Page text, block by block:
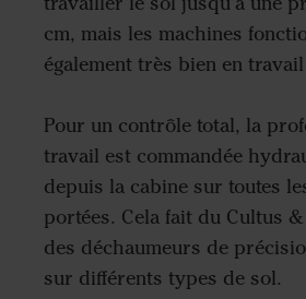
cm, mais les machines
également très bien en
Pour un contrôle total, la
travail est commandée
depuis la cabine sur toutes
portées. Cela fait du Cultus
des déchaumeurs de
sur différents types de sol.